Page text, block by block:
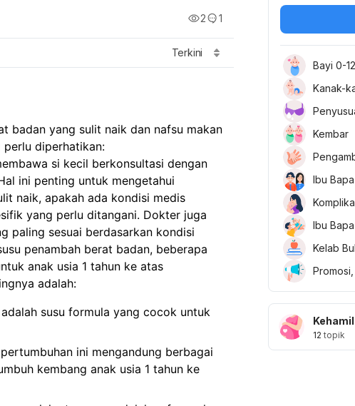
2 1
Terkini
badan yang sulit naik dan nafsu makan
diperhatikan:
si kecil berkonsultasi dengan
ini penting untuk mengetahui
naik, apakah ada kondisi medis
yang perlu ditangani. Dokter juga
paling sesuai berdasarkan kondisi
penambah berat badan, beberapa
anak usia 1 tahun ke atas
adalah:
adalah susu formula yang cocok untuk
pertumbuhan ini mengandung berbagai
kembang anak usia 1 tahun ke
Bayi 0-
Kanak-
Kembar
Ibu
Ibu
Kelab
12 topik